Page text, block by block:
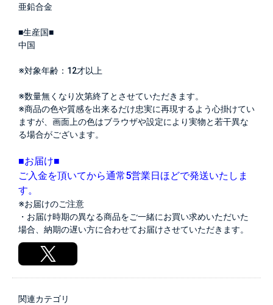
亜鉛合金
■生産国■
中国
※対象年齢：12才以上
※数量無くなり次第終了とさせていただきます。
※商品の色や質感を出来るだけ忠実に再現するよう心掛けてい
ますが、画面上の色はブラウザや設定により実物と若干異な
る場合がございます。
■お届け■
ご入金を頂いてから通常5営業日ほどで発送いたしま
す。
※お届けのご注意
・お届け時期の異なる商品をご一緒にお買い求めいただいた
場合、納期の遅い方に合わせてお届けさせていただきます。
関連カテゴリ